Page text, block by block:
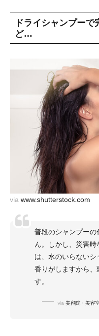
ドライシャンプー
ど…
via www.shutterstock.com
普段のシャンプー
ん。しかし、災害
は、水のいらない
香りがしますから、
す。
via 美容院・美容